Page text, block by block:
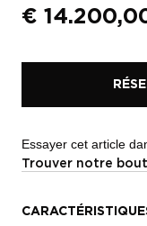
€
Essayer cet article
Trouver notre